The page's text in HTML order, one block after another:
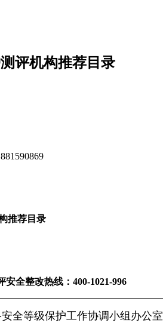
评机构推荐目录
推荐目录
安全整改热线：400-1021-996
安全等级保护工作协调小组办公